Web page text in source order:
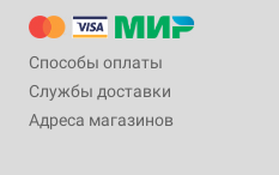
Способы оплаты
Службы доставки
Адреса магазинов